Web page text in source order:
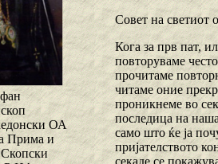
ОА
Прима и
Совет на светиот
Кога за прв пат,
повторуваме
прочитаме
читаме оние
проникнеме во
последица на
само што ќе ја
пријателството
секаде се